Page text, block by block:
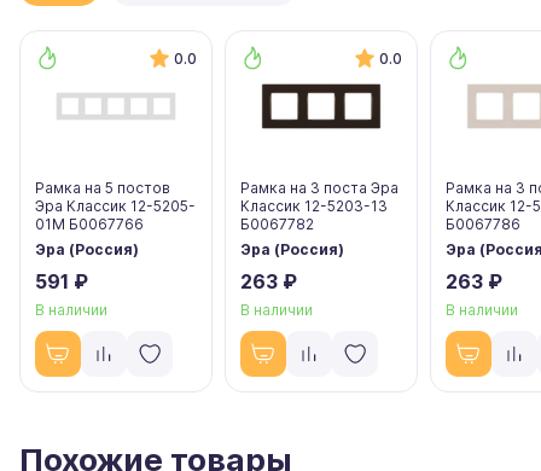
0.0
Рамка на 5 постов
Эра Классик 12-5205-
01М Б0067766
Эра (Россия)
591 ₽
В наличии
0.0
Рамка на 3 поста Эра
Классик 12-5203-13
Б0067782
Эра (Россия)
263 ₽
В наличии
Рамка на 3
Классик 12-
Б0067786
Эра
263 ₽
В наличии
Похожие товары